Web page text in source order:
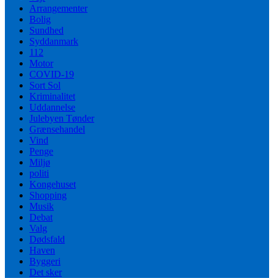
Arrangementer
Bolig
Sundhed
Syddanmark
112
Motor
COVID-19
Sort Sol
Kriminalitet
Uddannelse
Julebyen Tønder
Grænsehandel
Vind
Penge
Miljø
politi
Kongehuset
Shopping
Musik
Debat
Valg
Dødsfald
Haven
Byggeri
Det sker